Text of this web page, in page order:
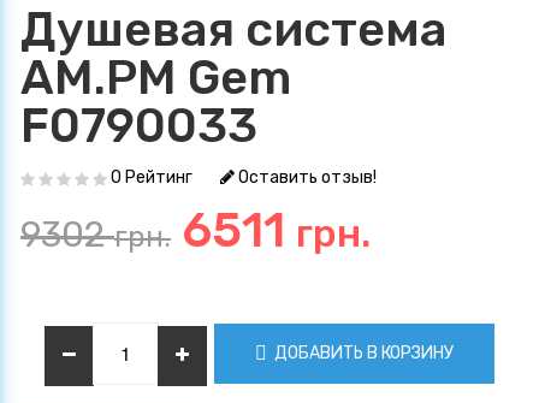
Душевая система
AM.PM Gem
F0790033
0 Рейтинг Оставить отзыв!
9302грн. 6511 грн.
ДОБАВИТЬ В КОРЗИНУ